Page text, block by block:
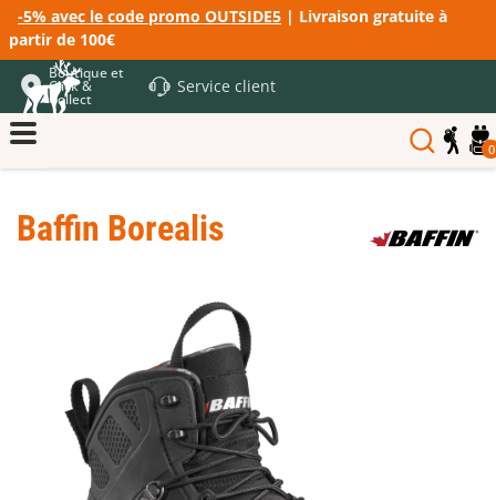
-5% avec le code promo OUTSIDE5 | Livraison gratuite à
partir de 100€
Boutique et
Click &
Collect
Service client
0
Baffin Borealis